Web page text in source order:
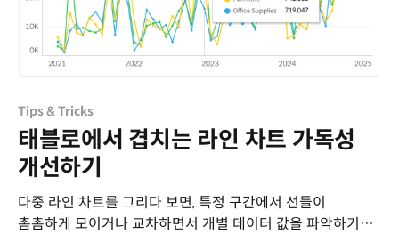
Tips & Tricks
태블로에서 겹치는 라인 차트 가독성
개선하기
다중 라인 차트를 그리다 보면, 특정 구간에서 선들이
촘촘하게 모이거나 교차하면서 개별 데이터 값을 파악하기